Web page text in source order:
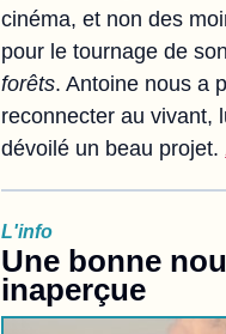
cinéma, et non des
pour le tournage de
forêts. Antoine nous a
reconnecter au vivant,
dévoilé un beau projet.
L'info
Une bonne
inaperçue